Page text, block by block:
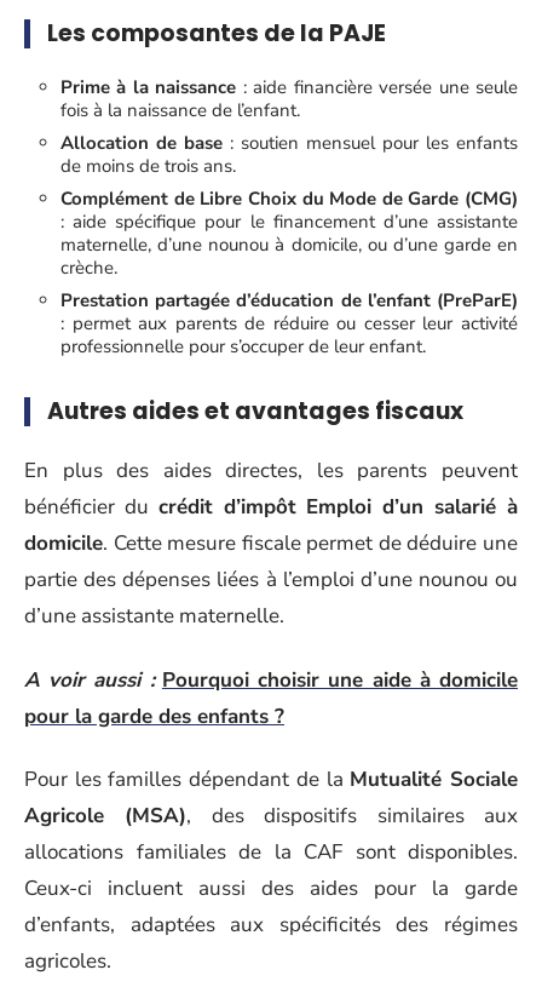
Les composantes de la PAJE
Prime à la naissance : aide financière versée une seule
fois à la naissance de l’enfant.
Allocation de base : soutien mensuel pour les enfants
de moins de trois ans.
Complément de Libre Choix du Mode de Garde (CMG)
: aide spécifique pour le financement d’une assistante
maternelle, d’une nounou à domicile, ou d’une garde en
crèche.
Prestation partagée d’éducation de l’enfant (PreParE)
: permet aux parents de réduire ou cesser leur activité
professionnelle pour s’occuper de leur enfant.
Autres aides et avantages fiscaux
En plus des aides directes, les parents peuvent
bénéficier du crédit d’impôt Emploi d’un salarié à
domicile. Cette mesure fiscale permet de déduire une
partie des dépenses liées à l’emploi d’une nounou ou
d’une assistante maternelle.
A voir aussi : Pourquoi choisir une aide à domicile
pour la garde des enfants ?
Pour les familles dépendant de la Mutualité Sociale
Agricole (MSA), des dispositifs similaires aux
allocations familiales de la CAF sont disponibles.
Ceux-ci incluent aussi des aides pour la garde
d’enfants, adaptées aux spécificités des régimes
agricoles.